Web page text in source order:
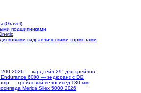
(Gravel)
подшипниками
гидравлическими тормозами
200 2026 — хардтейл 29" для трейлов
6000 — эндюранс с Di2
— трейловый велосипед 130 мм
Merida Silex 5000 2026